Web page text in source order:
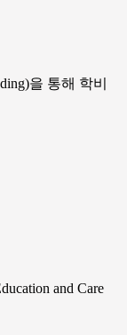
을 통해 학비
and Care